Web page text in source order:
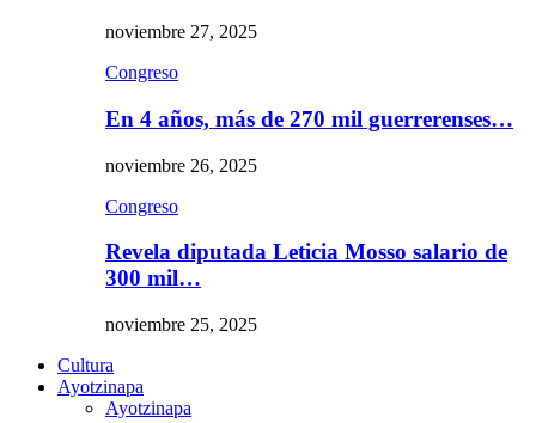
noviembre 27, 2025
Congreso
En 4 años, más de 270 mil guerrerenses…
noviembre 26, 2025
Congreso
Revela diputada Leticia Mosso salario de
300 mil…
noviembre 25, 2025
Cultura
Ayotzinapa
Ayotzinapa